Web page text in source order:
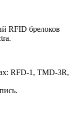
RFID брелоков
RFD-1, TMD-3R,